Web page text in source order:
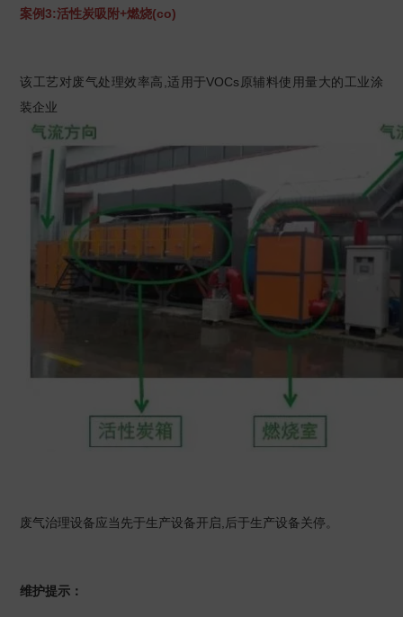
案例3:活性炭吸附+燃烧(co)
该工艺对废气处理效率高,适用于VOCs原辅料使用量大的工业涂
装企业
废气治理设备应当先于生产设备开启,后于生产设备关停。
维护提示：